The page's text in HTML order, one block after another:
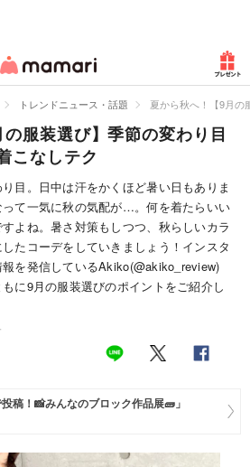
ママリ
トレンドニュース・話題 夏から秋へ！【9月の
服装選び】季節の変わり目
こなしテク
目。日中は汗をかくほど暑い日もありま
て一気に秋の気配が…。何を着たらいい
よね。暑さ対策もしつつ、秋らしいカラ
たコーデをしていきましょう！インスタ
を発信しているAkiko(@akiko_review)
に9月の服装選びのポイントをご紹介し
稿！📸みんなのブロック作品展🧱」